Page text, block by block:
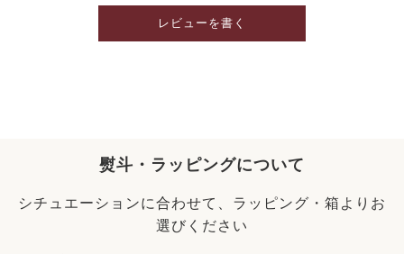
レビューを書く
熨斗・ラッピングについて
シチュエーションに合わせて、ラッピング・箱よりお
選びください